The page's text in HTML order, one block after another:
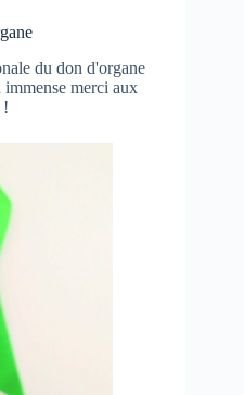
du don d'organe
merci aux
!